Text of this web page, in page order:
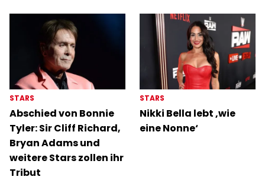
STARS
Abschied von Bonnie
Tyler: Sir Cliff Richard,
Bryan Adams und
weitere Stars zollen ihr
Tribut
STARS
Nikki Bella lebt ‚wie
eine Nonne‘